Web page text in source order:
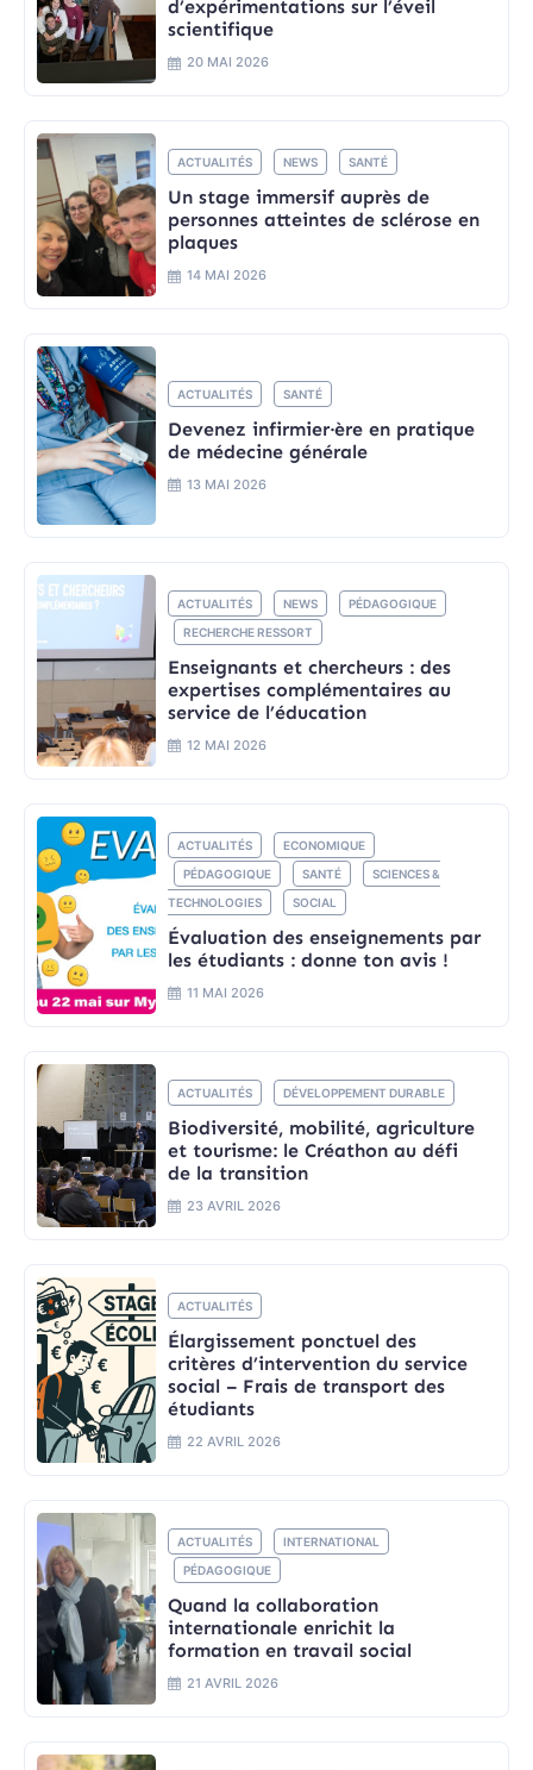
d’expérimentations sur l’éveil
scientifique
20 MAI 2026
ACTUALITÉS NEWS SANTÉ
Un stage immersif auprès de
personnes atteintes de sclérose en
plaques
14 MAI 2026
ACTUALITÉS SANTÉ
Devenez infirmier·ère en pratique
de médecine générale
13 MAI 2026
ACTUALITÉS NEWS
PÉDAGOGIQUE
RECHERCHE RESSORT
Enseignants et chercheurs : des
expertises complémentaires au
service de l’éducation
12 MAI 2026
ACTUALITÉS
ECONOMIQUE
PÉDAGOGIQUE
SANTÉ
SCIENCES &
TECHNOLOGIES
SOCIAL
Évaluation des enseignements par
les étudiants : donne ton avis !
11 MAI 2026
ACTUALITÉS DÉVELOPPEMENT DURABLE
Biodiversité, mobilité, agriculture
et tourisme: le Créathon au défi
de la transition
23 AVRIL 2026
ACTUALITÉS
Élargissement ponctuel des
critères d’intervention du service
social – Frais de transport des
étudiants
22 AVRIL 2026
ACTUALITÉS
INTERNATIONAL
PÉDAGOGIQUE
Quand la collaboration
internationale enrichit la
formation en travail social
21 AVRIL 2026